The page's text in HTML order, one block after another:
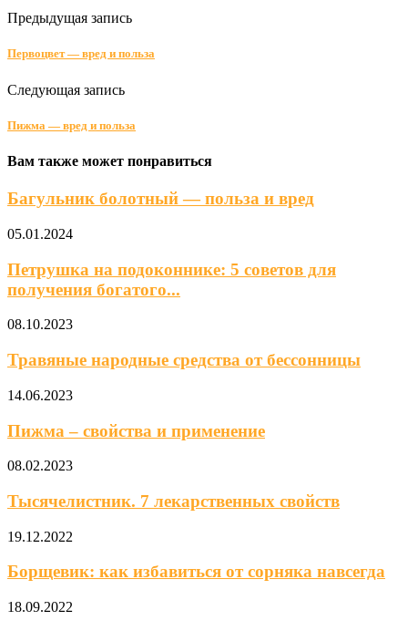
Предыдущая запись
Первоцвет — вред и польза
Следующая запись
Пижма — вред и польза
Вам также может понравиться
Багульник болотный — польза и вред
05.01.2024
Петрушка на подоконнике: 5 советов для
получения богатого...
08.10.2023
Травяные народные средства от бессонницы
14.06.2023
Пижма – свойства и применение
08.02.2023
Тысячелистник. 7 лекарственных свойств
19.12.2022
Борщевик: как избавиться от сорняка навсегда
18.09.2022